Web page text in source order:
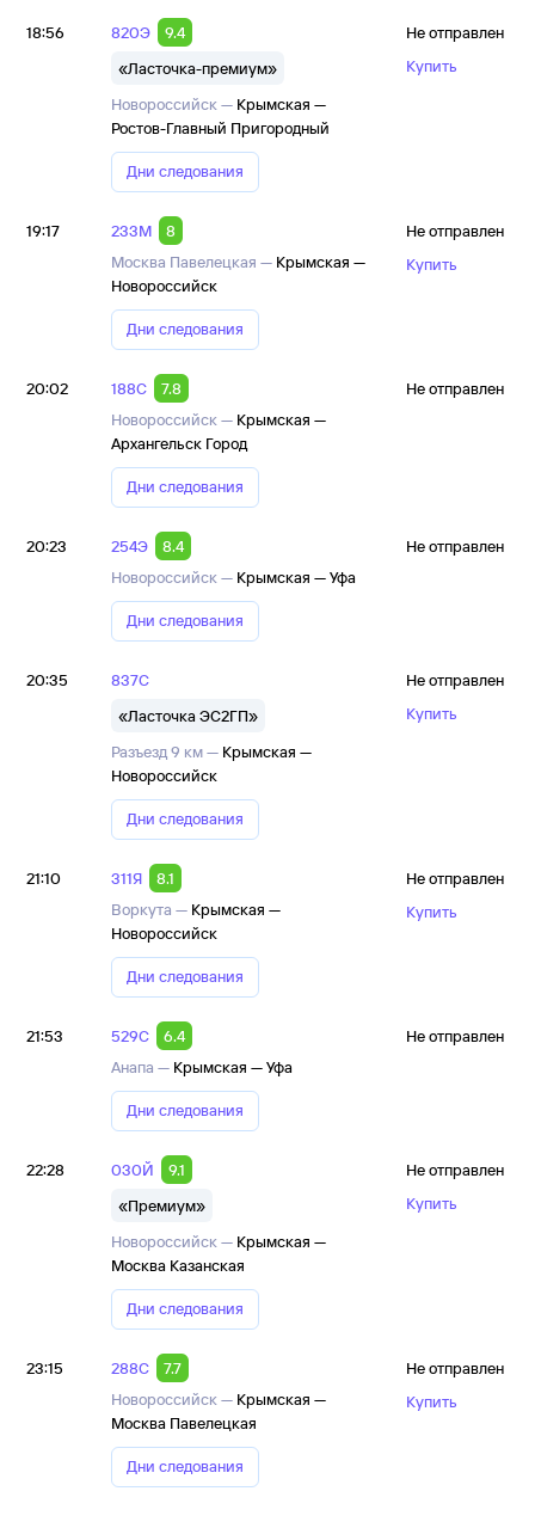
18:56 820Э
9.4
«Ласточка-премиум»
Новороссийск — Крымская —
Ростов-Главный Пригородный
Дни следования
Не отправлен
Купить
19:17 233М
8
Москва Павелецкая — Крымская —
Новороссийск
Дни следования
Не отправлен
Купить
20:02 188С
7.8
Новороссийск — Крымская —
Архангельск Город
Дни следования
Не отправлен
20:23 254Э
8.4
Новороссийск — Крымская — Уфа
Дни следования
Не отправлен
20:35
837С
«Ласточка ЭС2ГП»
Разъезд 9 км — Крымская —
Новороссийск
Дни следования
Не отправлен
Купить
21:10 311Я
8.1
Воркута — Крымская —
Новороссийск
Дни следования
Не отправлен
Купить
21:53 529С
6.4
Анапа — Крымская — Уфа
Дни следования
Не отправлен
22:28 030Й
9.1
«Премиум»
Новороссийск — Крымская —
Москва Казанская
Дни следования
Не отправлен
Купить
23:15 288С
7.7
Новороссийск — Крымская —
Москва Павелецкая
Дни следования
Не отправлен
Купить